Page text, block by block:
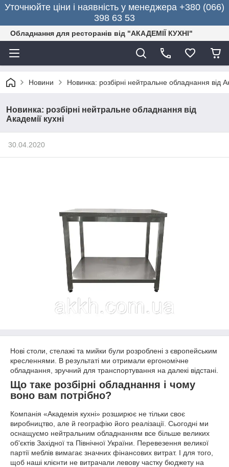
Уточнюйте ціни і наявність у менеджера +380 (066)
398 63 53
Обладнання для ресторанів від "АКАДЕМІЇ КУХНІ"
Новини Новинка: розбірні нейтральне обладнання від
Новинка: розбірні нейтральне обладнання від
Академії кухні
30.04.2020
Нові столи, стелажі та мийки були розроблені з європейським
кресленнями. В результаті ми отримали ергономічне
обладнання, зручний для транспортування на далекі відстані.
Що таке розбірні обладнання і чому
воно вам потрібно?
Компанія «Академія кухні» розширює не тільки своє
виробництво, але й географію його реалізації. Сьогодні ми
оснащуємо нейтральним обладнанням все більше великих
об'єктів Західної та Північної України. Перевезення великої
партії меблів вимагає значних фінансових витрат. І для того,
щоб наші клієнти не витрачали левову частку бюджету на